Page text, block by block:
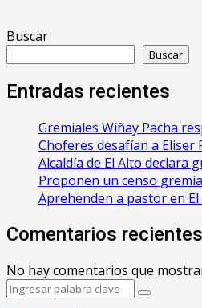
Buscar
Buscar
Entradas recientes
Gremiales Wiñay Pacha
Choferes desafían a Eliser
‎Alcaldía de El Alto declara
Proponen un censo
Aprehenden a pastor en
Comentarios recientes
No hay comentarios que
Search
Search